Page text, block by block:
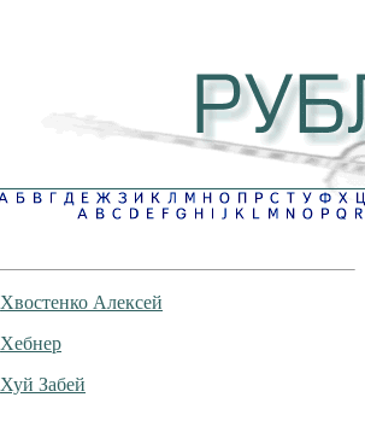
Хвостенко Алексей
Хебнер
Хуй Забей